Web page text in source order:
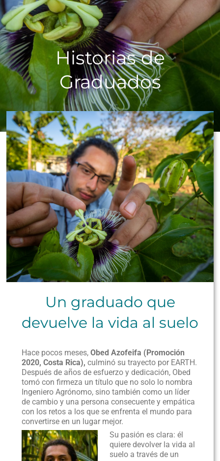
Historias de
Graduados
Un graduado que
devuelve la vida al suelo
Hace pocos meses,Obed Azofeifa (Promoción
2020, Costa Rica), culminó su trayecto por EARTH.
Después de años de esfuerzo y dedicación, Obed
tomó con firmeza un título que no solo lo nombra
Ingeniero Agrónomo, sino también como un líder
de cambio y una persona consecuente y empática
con los retos a los que se enfrenta el mundo para
convertirse en un lugar mejor.
Su pasión es clara: él
quiere devolver la vida al
suelo a través de un